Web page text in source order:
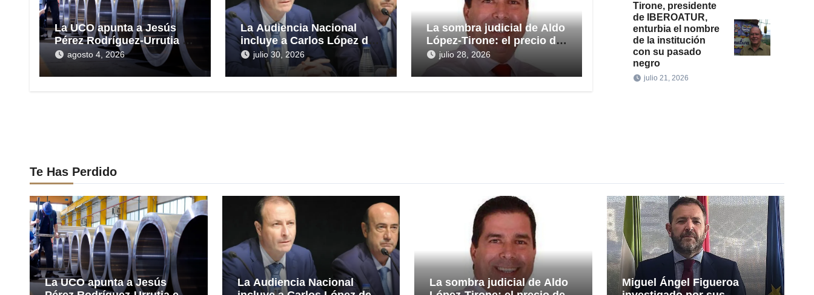
La UCO apunta a Jesús
Pérez Rodríguez-Urrutia en
la gestión del rescate de
Tubos Reunidos
agosto 4, 2026
La Audiencia Nacional
incluye a Carlos López de
las Heras en la causa por
presuntas irregularidades
en el rescate de 112,8
julio 30, 2026
La sombra judicial de Aldo
López-Tirone: el precio de
convertir la comunicación
en arma
julio 28, 2026
Tirone, presidente
de IBEROATUR,
enturbia el nombre
de la institución
con su pasado
negro
julio 21, 2026
Te Has Perdido
La UCO apunta a Jesús
La Audiencia Nacional
La sombra judicial de Aldo
Miguel Ángel Figueroa